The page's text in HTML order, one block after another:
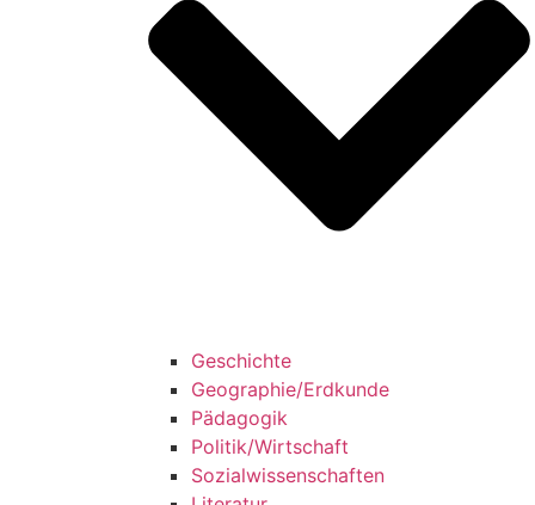
Geschichte
Geographie/Erdkunde
Pädagogik
Politik/Wirtschaft
Sozialwissenschaften